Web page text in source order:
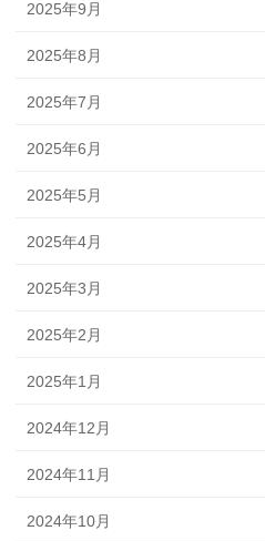
2025年9月
2025年8月
2025年7月
2025年6月
2025年5月
2025年4月
2025年3月
2025年2月
2025年1月
2024年12月
2024年11月
2024年10月